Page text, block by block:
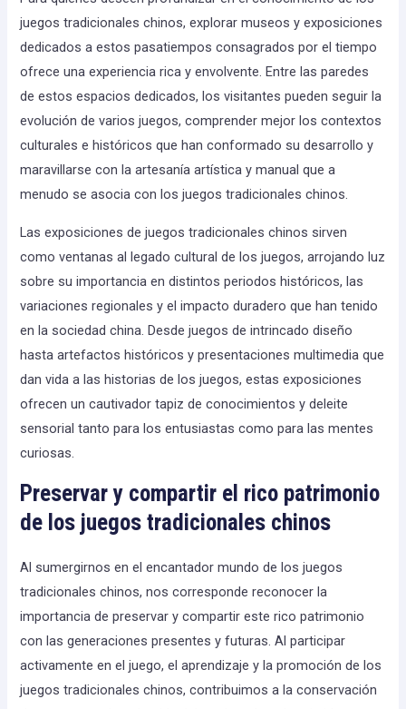
juegos tradicionales chinos, explorar museos y exposiciones
dedicados a estos pasatiempos consagrados por el tiempo
ofrece una experiencia rica y envolvente. Entre las paredes
de estos espacios dedicados, los visitantes pueden seguir la
evolución de varios juegos, comprender mejor los contextos
culturales e históricos que han conformado su desarrollo y
maravillarse con la artesanía artística y manual que a
menudo se asocia con los juegos tradicionales chinos.
Las exposiciones de juegos tradicionales chinos sirven
como ventanas al legado cultural de los juegos, arrojando luz
sobre su importancia en distintos periodos históricos, las
variaciones regionales y el impacto duradero que han tenido
en la sociedad china. Desde juegos de intrincado diseño
hasta artefactos históricos y presentaciones multimedia que
dan vida a las historias de los juegos, estas exposiciones
ofrecen un cautivador tapiz de conocimientos y deleite
sensorial tanto para los entusiastas como para las mentes
curiosas.
Preservar y compartir el rico patrimonio
de los juegos tradicionales chinos
Al sumergirnos en el encantador mundo de los juegos
tradicionales chinos, nos corresponde reconocer la
importancia de preservar y compartir este rico patrimonio
con las generaciones presentes y futuras. Al participar
activamente en el juego, el aprendizaje y la promoción de los
juegos tradicionales chinos, contribuimos a la conservación